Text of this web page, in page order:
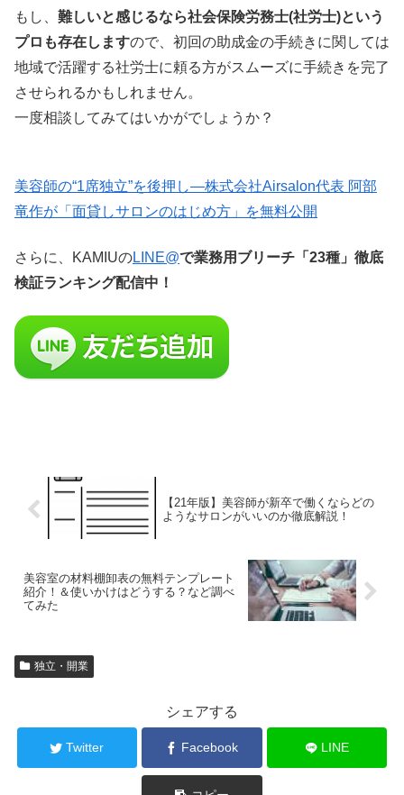
もし、 難しいと感じるなら社会保険労務士(社労士)という
プロも存在しますので、初回の助成金の手続きに関しては
地域で活躍する社労士に頼る方がスムーズに手続きを完了
させられるかもしれません。
一度相談してみてはいかがでしょうか？
美容師の“1席独立”を後押し—株式会社Airsalon代表 阿部
竜作が「面貸しサロンのはじめ方」を無料公開
さらに、KAMIUのLINE@で業務用ブリーチ「23種」徹底
検証ランキング配信中！
【21年版】美容師が新卒で働くならどの
ようなサロンがいいのか徹底解説！
美容室の材料棚卸表の無料テンプレート
紹介！＆使いかけはどうする？など調べ
てみた
独立・開業
シェアする
Twitter Facebook LINE